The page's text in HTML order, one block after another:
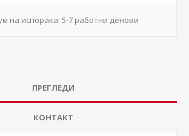
на испорака: 5-7 работни денови
ПРЕГЛЕДИ
КОНТАКТ